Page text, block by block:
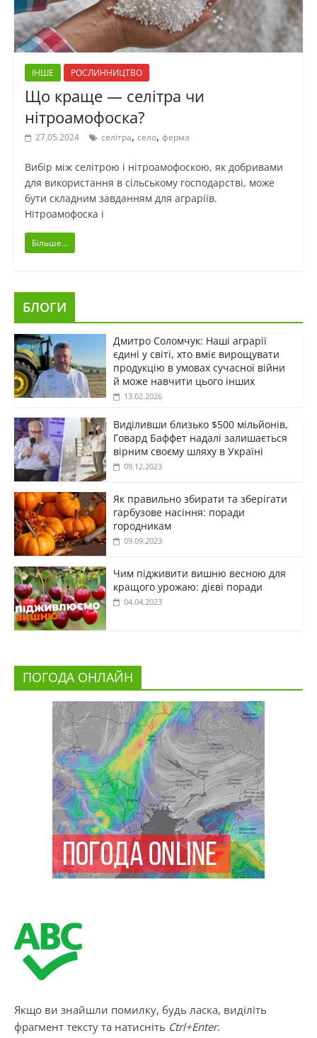
ІНШЕ РОСЛИННИЦТВО
Що краще — селітра чи
нітроамофоска?
27.05.2024 селітра, село, ферма
Вибір між селітрою і нітроамофоскою, як добривами
для використання в сільському господарстві, може
бути складним завданням для аграріїв.
Нітроамофоска і
Більше...
БЛОГИ
Дмитро Соломчук: Наші аграрії
єдині у світі, хто вміє вирощувати
продукцію в умовах сучасної війни
й може навчити цього інших
13.02.2026
Виділивши близько $500 мільйонів,
Говард Баффет надалі залишається
вірним своєму шляху в Україні
09.12.2023
Як правильно збирати та зберігати
гарбузове насіння: поради
городникам
09.09.2023
Чим підживити вишню весною для
кращого урожаю: дієві поради
04.04.2023
ПОГОДА ОНЛАЙН
Якщо ви знайшли помилку, будь ласка, виділіть
фрагмент тексту та натисніть Ctrl+Enter.